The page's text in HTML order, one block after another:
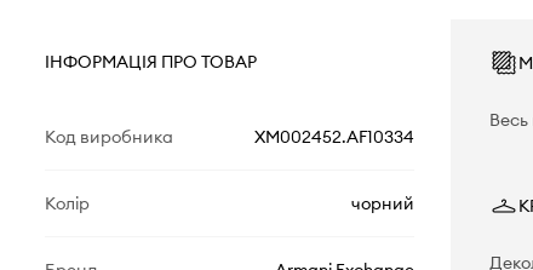
ІНФОРМАЦІЯ ПРО ТОВАР
Код виробника XM002452.AF10334
Колір чорний
Весь